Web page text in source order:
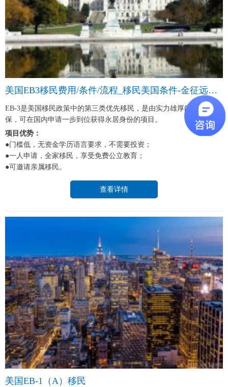
美国EB3移民费用/条件/流程_移民美国条件-金征远皇家移民中介
EB-3是美国移民政策中的第三类优先移民，是由实力雄厚的雇主做担
保，可在国内申请一步到位获得永居身份的项目。
项目优势：
●门槛低，无资金学历语言要求，不需要投资；
●一人申请，全家移民，享受免费公立教育；
●可邀请亲属移民。
查看详情
美国EB-1（A）移民